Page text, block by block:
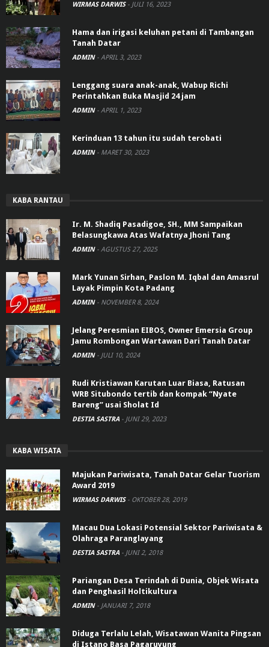
WIRMAS DARWIS - JULI 16, 2023
Hama dan irigasi keluhan petani di Tambangan
Tanah Datar
ADMIN - APRIL 3, 2023
Lenggang suara anak-anak, Wabup Richi
Perintahkan Buka Masjid 24 jam
ADMIN - APRIL 1, 2023
Kerinduan 13 tahun itu sudah terobati
ADMIN - MARET 30, 2023
KABA RANTAU
Ir. M. Shadiq Pasadigoe, SH., MM Sampaikan
Belasungkawa Atas Wafatnya Jhoni Tang
ADMIN - AGUSTUS 27, 2025
Mark Yunan Sirhan, Paslon M. Iqbal dan Amasrul
Layak Pimpin Kota Padang
ADMIN - NOVEMBER 8, 2024
Jelang Peresmian EIBOS, Owner Emersia Group
Jamu Rombongan Wartawan Dari Tanah Datar
ADMIN - JULI 10, 2024
Rudi Kristiawan Karutan Luar Biasa, Ratusan
WRB Situbondo tertib dan kompak “Nyate
Bareng” usai Sholat Id
DESTIA SASTRA - JUNI 29, 2023
KABA WISATA
Majukan Pariwisata, Tanah Datar Gelar Tuorism
Award 2019
WIRMAS DARWIS - OKTOBER 28, 2019
Macau Dua Lokasi Potensial Sektor Pariwisata &
Olahraga Paranglayang
DESTIA SASTRA - JUNI 2, 2018
Pariangan Desa Terindah di Dunia, Objek Wisata
dan Penghasil Holtikultura
ADMIN - JANUARI 7, 2018
Diduga Terlalu Lelah, Wisatawan Wanita Pingsan
di Istano Basa Pagaruyung